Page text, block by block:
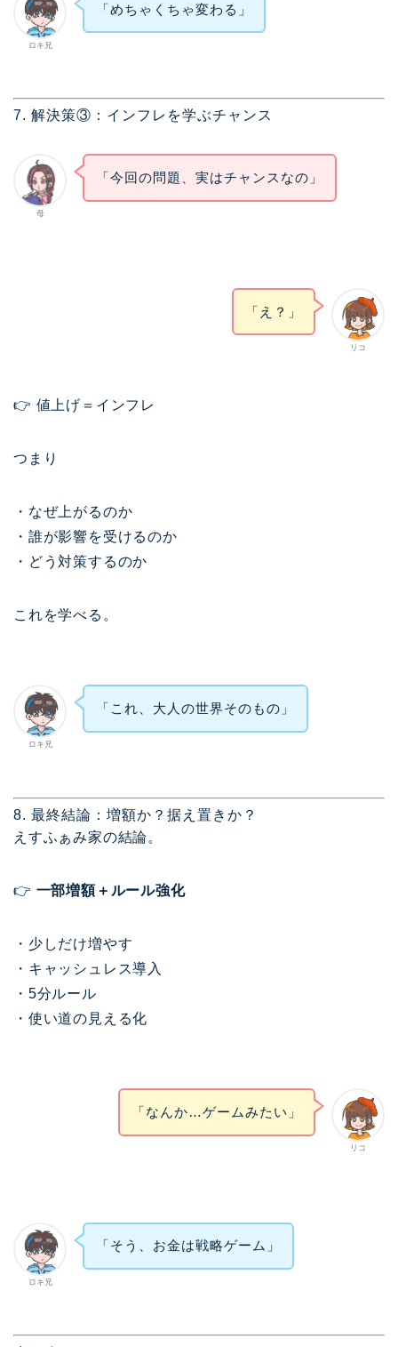
ロキ兄
「めちゃくちゃ変わる」
7. 解決策③：インフレを学ぶチャンス
母
「今回の問題、実はチャンスなの」
リコ
「え？」
👉 値上げ＝インフレ
つまり
・なぜ上がるのか
・誰が影響を受けるのか
・どう対策するのか
これを学べる。
ロキ兄
「これ、大人の世界そのもの」
8. 最終結論：増額か？据え置きか？
えすふぁみ家の結論。
👉 一部増額＋ルール強化
・少しだけ増やす
・キャッシュレス導入
・5分ルール
・使い道の見える化
リコ
「なんか…ゲームみたい」
ロキ兄
「そう、お金は戦略ゲーム」